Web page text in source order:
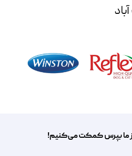
ما بپرس کمکت می‌کنیم!